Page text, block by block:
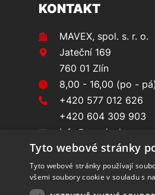
KONTAKT
MAVEX, spol. s. r. o.
Jateční 169
760 01 Zlín
8,00 - 16,00 (po - pá)
+420 577 012 626
+420 604 309 903
info@prvninakup.cz
Tyto webové stránky
Tyto webové stránky používají
všemi soubory cookie v souladu s